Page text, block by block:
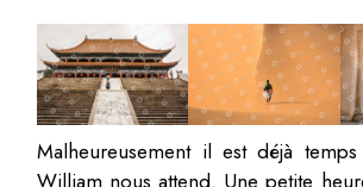
Malheureusement il est déjà